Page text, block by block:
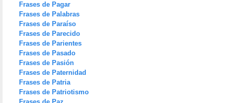
Frases de Pagar
Frases de Palabras
Frases de Paraíso
Frases de Parecido
Frases de Parientes
Frases de Pasado
Frases de Pasión
Frases de Paternidad
Frases de Patria
Frases de Patriotismo